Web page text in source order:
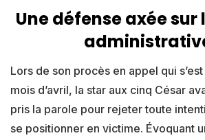
Une défense axée sur
Lors de son procès en appel qui
mois d’avril, la star aux cinq César
pris la parole pour rejeter toute
se positionner en victime. Évoquant